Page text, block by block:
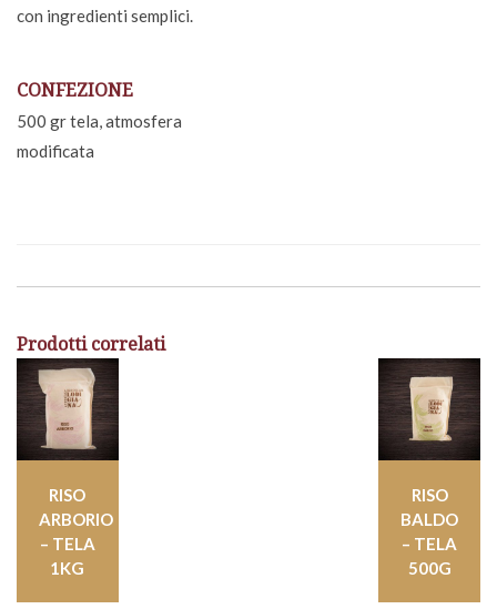
con ingredienti semplici.
CONFEZIONE
500 gr tela, atmosfera
modificata
Prodotti correlati
RISO
ARBORIO
– TELA
1KG
RISO
BALDO
– TELA
500G